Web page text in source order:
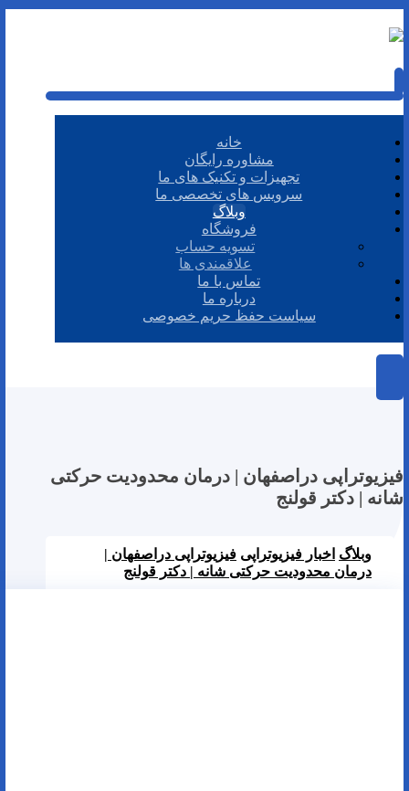
خانه
مشاوره رایگان
تجهیزات و تکنیک های ما
سرویس های تخصصی ما
وبلاگ
فروشگاه
تسویه حساب
علاقمندی ها
تماس با ما
درباره ما
سیاست حفظ حریم خصوصی
فیزیوتراپی دراصفهان | درمان محدودیت حرکتی
شانه | دکتر قولنج
وبلاگ اخبار فیزیوتراپی فیزیوتراپی دراصفهان |
درمان محدودیت حرکتی شانه | دکتر قولنج